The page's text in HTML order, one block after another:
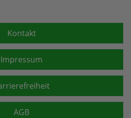
Kontakt
Impressum
AGB